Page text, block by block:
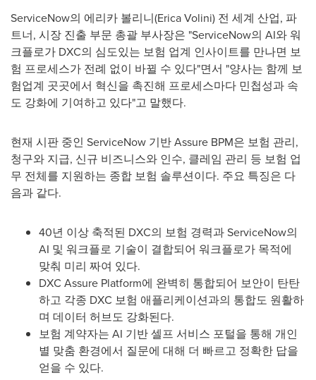
ServiceNow의 에리카 볼리니(Erica Volini) 전 세계 산업, 파
트너, 시장 진출 부문 총괄 부사장은 "ServiceNow의 AI와 워
크플로가 DXC의 심도있는 보험 업계 인사이트를 만나면 보
험 프로세스가 전례 없이 바뀔 수 있다"면서 "양사는 함께 보
험업계 곳곳에서 혁신을 촉진해 프로세스마다 민첩성과 속
도 강화에 기여하고 있다"고 말했다.
현재 시판 중인 ServiceNow 기반 Assure BPM은 보험 관리,
청구와 지급, 신규 비즈니스와 인수, 클레임 관리 등 보험 업
무 전체를 지원하는 종합 보험 솔루션이다. 주요 특징은 다
음과 같다.
40년 이상 축적된 DXC의 보험 경력과 ServiceNow의
AI 및 워크플로 기술이 결합되어 워크플로가 목적에
맞춰 미리 짜여 있다.
DXC Assure Platform에 완벽히 통합되어 보안이 탄탄
하고 각종 DXC 보험 애플리케이션과의 통합도 원활하
며 데이터 허브도 강화된다.
보험 계약자는 AI 기반 셀프 서비스 포털을 통해 개인
별 맞춤 환경에서 질문에 대해 더 빠르고 정확한 답을
얻을 수 있다.